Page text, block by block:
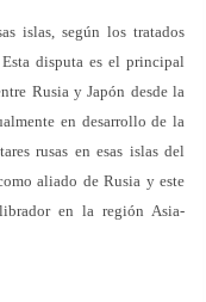
islas, según los tratados
disputa es el principal
Rusia y Japón desde la
en desarrollo de la
rusas en esas islas del
aliado de Rusia y este
en la región Asia-